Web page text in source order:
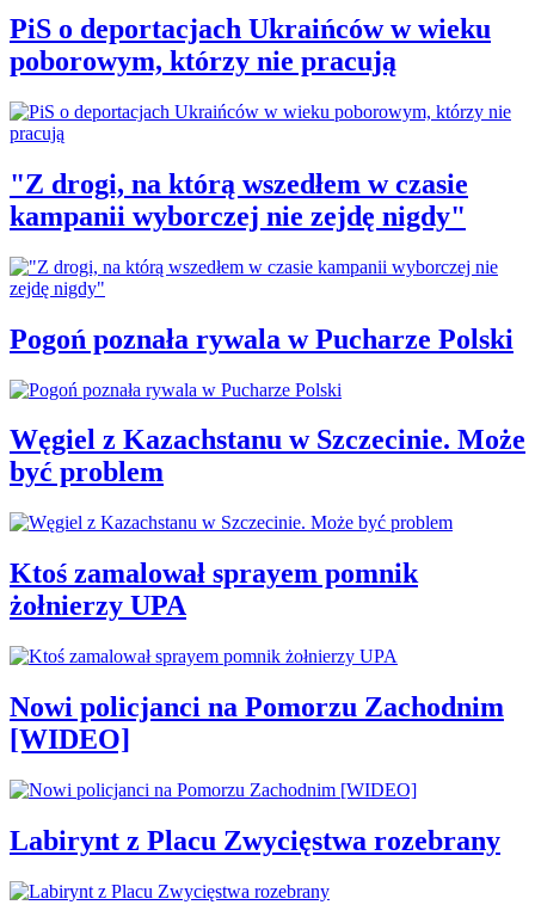
PiS o deportacjach Ukraińców w wieku
poborowym, którzy nie pracują
"Z drogi, na którą wszedłem w czasie
kampanii wyborczej nie zejdę nigdy"
Pogoń poznała rywala w Pucharze Polski
Węgiel z Kazachstanu w Szczecinie. Może
być problem
Ktoś zamalował sprayem pomnik
żołnierzy UPA
Nowi policjanci na Pomorzu Zachodnim
[WIDEO]
Labirynt z Placu Zwycięstwa rozebrany